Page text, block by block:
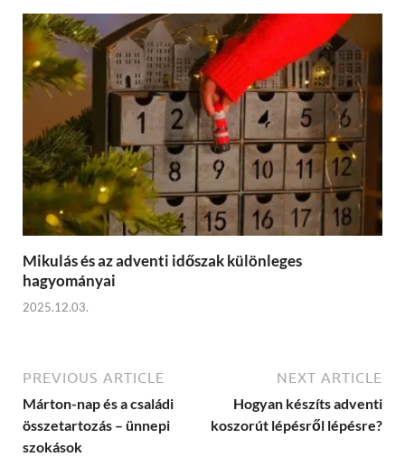
Mikulás és az adventi időszak különleges
hagyományai
2025.12.03.
PREVIOUS ARTICLE
Márton-nap és a családi
összetartozás – ünnepi
szokások
NEXT ARTICLE
Hogyan készíts adventi
koszorút lépésről lépésre?